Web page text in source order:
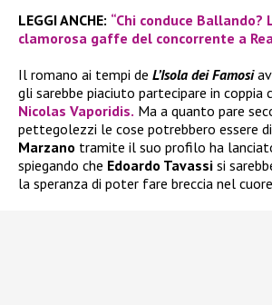
LEGGI ANCHE: “Chi conduce Ballando?
clamorosa gaffe del concorrente a
Il romano ai tempi de L’Isola dei Famosi
gli sarebbe piaciuto partecipare in coppia
Nicolas Vaporidis. Ma a quanto pare
pettegolezzi le cose potrebbero essere
Marzano tramite il suo profilo ha
spiegando che Edoardo Tavassi si
la speranza di poter fare breccia nel